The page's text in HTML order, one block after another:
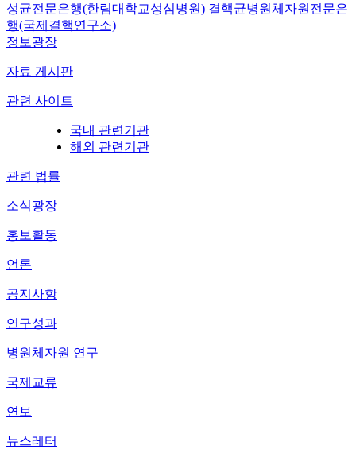
성균전문은행(한림대학교성심병원) 결핵균병원체자원전문은
행(국제결핵연구소)
정보광장
자료 게시판
관련 사이트
국내 관련기관
해외 관련기관
관련 법률
소식광장
홍보활동
언론
공지사항
연구성과
병원체자원 연구
국제교류
연보
뉴스레터